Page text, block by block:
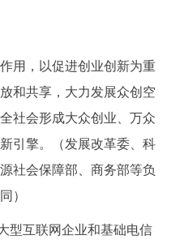
，以促进创业创新为重
和共享，大力发展众创空
社会形成大众创业、万众
引擎。（发展改革委、科
社会保障部、商务部等负
）
互联网企业和基础电信